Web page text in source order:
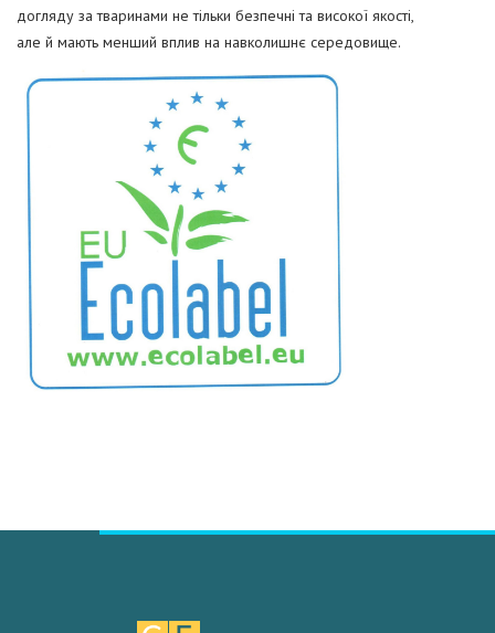
догляду за тваринами не тільки безпечні та високої якості,
але й мають менший вплив на навколишнє середовище.